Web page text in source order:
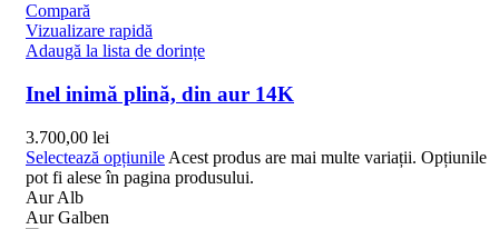
Compară
Vizualizare rapidă
Adaugă la lista de dorințe
Inel inimă plină, din aur 14K
3.700,00 lei
Selectează opțiunile Acest produs are mai multe variații. Opțiunile
pot fi alese în pagina produsului.
Aur Alb
Aur Galben